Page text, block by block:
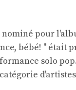
nominé pour
bébé! '' était
solo